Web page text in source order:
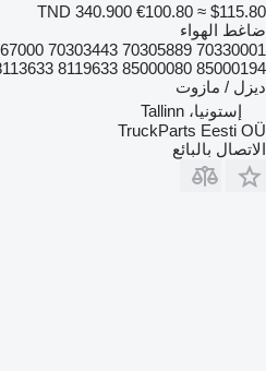
TND 340.900 €100.80 ≈ $115.80
ضاغط الهواء
70303443 70305889 70330001
8119633 85000080 85000194
ديزل / مازوت
إستونيا، Tallinn
TruckParts Eesti OÜ
الاتصال بالبائع